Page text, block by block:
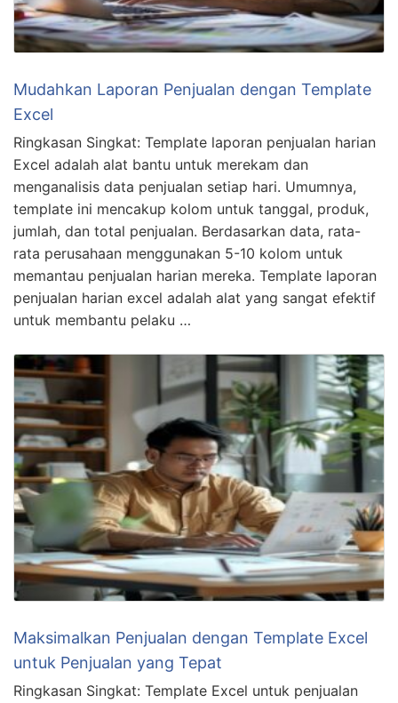
Mudahkan Laporan Penjualan dengan Template
Excel
Ringkasan Singkat: Template laporan penjualan harian
Excel adalah alat bantu untuk merekam dan
menganalisis data penjualan setiap hari. Umumnya,
template ini mencakup kolom untuk tanggal, produk,
jumlah, dan total penjualan. Berdasarkan data, rata-
rata perusahaan menggunakan 5-10 kolom untuk
memantau penjualan harian mereka. Template laporan
penjualan harian excel adalah alat yang sangat efektif
untuk membantu pelaku …
Maksimalkan Penjualan dengan Template Excel
untuk Penjualan yang Tepat
Ringkasan Singkat: Template Excel untuk penjualan